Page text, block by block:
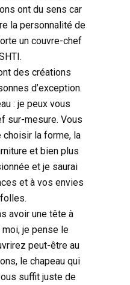
ont du sens car
la personnalité de
un couvre-chef
des créations
d’exception.
: je peux vous
sur-mesure. Vous
la forme, la
et bien plus
et je saurai
et à vos envies
avoir une tête à
moi, je pense le
peut-être au
le chapeau qui
suffit juste de